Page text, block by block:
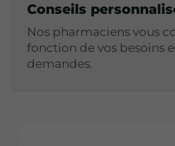
Conseils
Nos pharmaciens vous
fonction de vos besoins
demandes.